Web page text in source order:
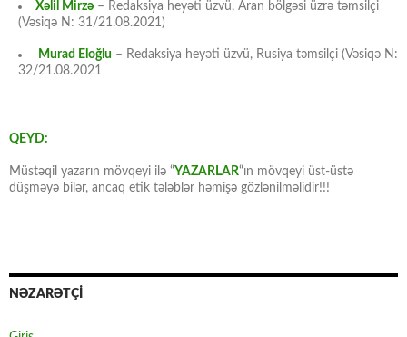
Xəlil Mirzə – Redaksiya heyəti üzvü, Aran bölgəsi üzrə təmsilçi
(Vəsiqə N: 31/21.08.2021)
Murad Eloğlu – Redaksiya heyəti üzvü, Rusiya təmsilçi (Vəsiqə N:
32/21.08.2021
QEYD:
Müstəqil yazarın mövqeyi ilə “YAZARLAR“ın mövqeyi üst-üstə
düşməyə bilər, ancaq etik tələblər həmişə gözlənilməlidir!!!
NƏZARƏTÇİ